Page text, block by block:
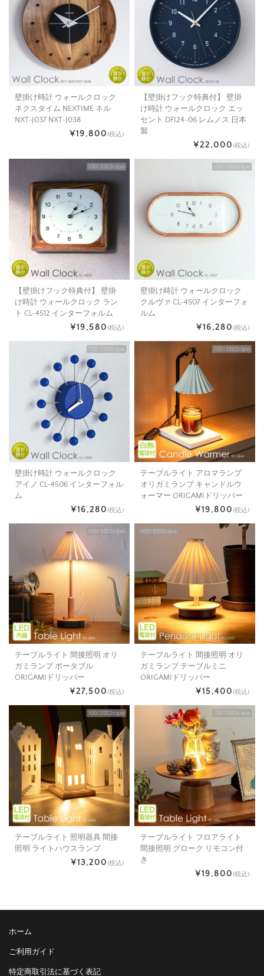
壁掛け時計 ウォールクロック
ネクスタイム NEXTIME ネル
NXT-J037 NXT-J038
¥19,800(税込)
【壁掛けフック特典付】 壁掛
け時計 ウォールクロック エッ
セント DFI24-06 レムノス 日本
製
¥22,000(税込)
【壁掛けフック特典付】 壁掛
け時計 ウォールクロック ラン
ト CL-4512 インターフォルム
¥19,580(税込)
壁掛け時計 ウォールクロック
クルヴァ CL-4507 インターフォ
ルム
¥16,280(税込)
壁掛け時計 ウォールクロック
アイノ CL-4506 インターフォル
ム
¥16,280(税込)
テーブルライト アロマランプ
オリガミランプ キャンドルウ
ォーマー ORIGAMIドリッパー
¥19,800(税込)
テーブルライト 間接照明 オリ
ガミランプ ポータブル
ORIGAMIドリッパー
¥27,500(税込)
テーブルライト 間接照明 オリ
ガミランプ テーブルミニ
ORIGAMIドリッパー
¥15,400(税込)
テーブルライト 照明器具 間接
照明 ライトハウスランプ
¥13,200(税込)
テーブルライト フロアライト
間接照明 グローク リモコン付
き
¥19,800(税込)
ホーム
ご利用ガイド
特定商取引法に基づく表記